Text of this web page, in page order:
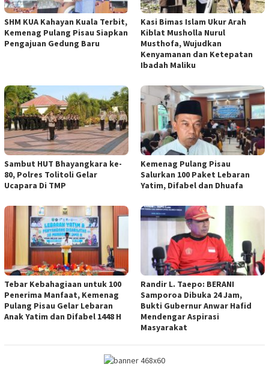
SHM KUA Kahayan Kuala Terbit,
Kemenag Pulang Pisau Siapkan
Pengajuan Gedung Baru
Kasi Bimas Islam Ukur Arah
Kiblat Musholla Nurul
Musthofa, Wujudkan
Kenyamanan dan Ketepatan
Ibadah Maliku
Sambut HUT Bhayangkara ke-
80, Polres Tolitoli Gelar
Ucapara Di TMP
Kemenag Pulang Pisau
Salurkan 100 Paket Lebaran
Yatim, Difabel dan Dhuafa
Tebar Kebahagiaan untuk 100
Penerima Manfaat, Kemenag
Pulang Pisau Gelar Lebaran
Anak Yatim dan Difabel 1448 H
Randir L. Taepo: BERANI
Samporoa Dibuka 24 Jam,
Bukti Gubernur Anwar Hafid
Mendengar Aspirasi
Masyarakat